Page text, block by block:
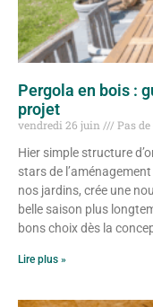
Pergola en bois :
projet
vendredi 26 juin
Pas
Hier simple structure
stars de
nos jardins, crée une
belle saison plus
bons choix dès la
Lire plus »